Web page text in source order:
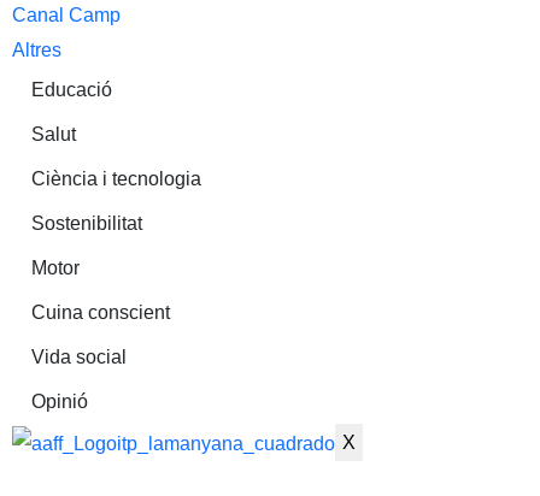
Canal Camp
Altres
Educació
Salut
Ciència i tecnologia
Sostenibilitat
Motor
Cuina conscient
Vida social
Opinió
X